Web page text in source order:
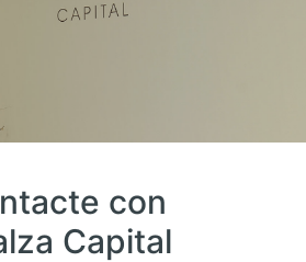
con
Capital